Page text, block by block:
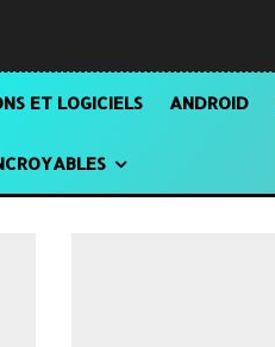
ET LOGICIELS ANDROID